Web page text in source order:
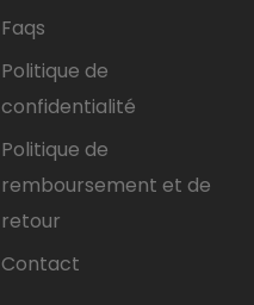
Faqs
Politique de
confidentialité
Politique de
remboursement et de
retour
Contact